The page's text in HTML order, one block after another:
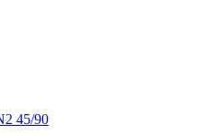
45/90